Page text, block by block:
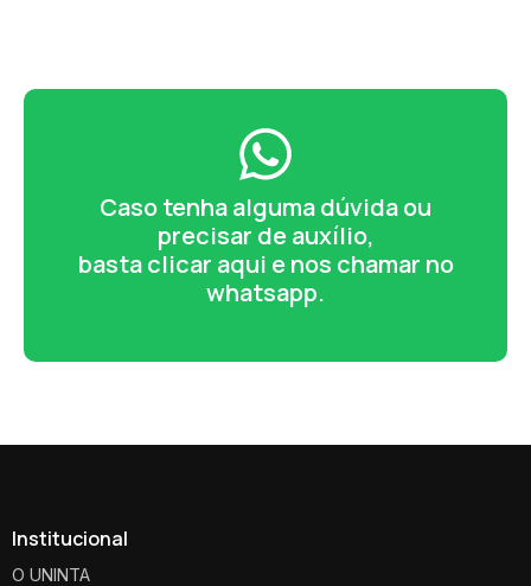
Caso tenha alguma dúvida ou
precisar de auxílio,
basta clicar aqui e nos chamar no
whatsapp.
Institucional
O UNINTA